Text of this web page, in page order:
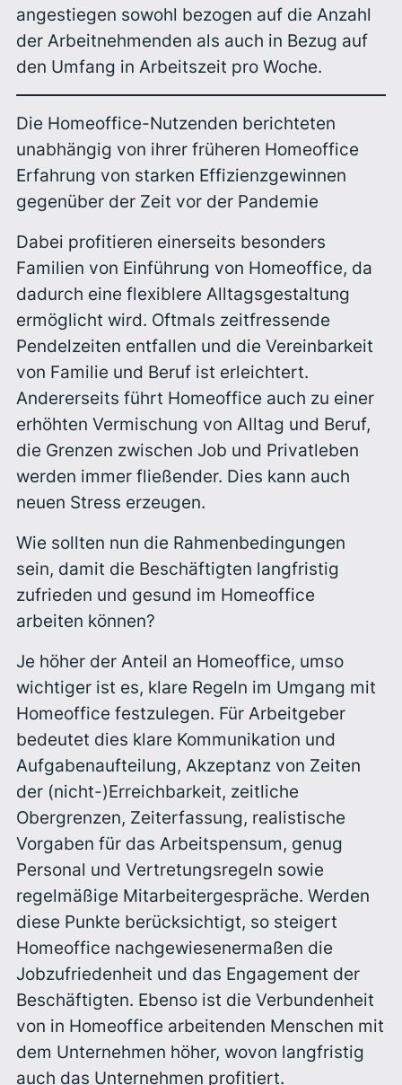
angestiegen sowohl bezogen auf die Anzahl
der Arbeitnehmenden als auch in Bezug auf
den Umfang in Arbeitszeit pro Woche.
Die Homeoffice-Nutzenden berichteten
unabhängig von ihrer früheren Homeoffice
Erfahrung von starken Effizienzgewinnen
gegenüber der Zeit vor der Pandemie
Dabei profitieren einerseits besonders
Familien von Einführung von Homeoffice, da
dadurch eine flexiblere Alltagsgestaltung
ermöglicht wird. Oftmals zeitfressende
Pendelzeiten entfallen und die Vereinbarkeit
von Familie und Beruf ist erleichtert.
Andererseits führt Homeoffice auch zu einer
erhöhten Vermischung von Alltag und Beruf,
die Grenzen zwischen Job und Privatleben
werden immer fließender. Dies kann auch
neuen Stress erzeugen.
Wie sollten nun die Rahmenbedingungen
sein, damit die Beschäftigten langfristig
zufrieden und gesund im Homeoffice
arbeiten können?
Je höher der Anteil an Homeoffice, umso
wichtiger ist es, klare Regeln im Umgang mit
Homeoffice festzulegen. Für Arbeitgeber
bedeutet dies klare Kommunikation und
Aufgabenaufteilung, Akzeptanz von Zeiten
der (nicht-)Erreichbarkeit, zeitliche
Obergrenzen, Zeiterfassung, realistische
Vorgaben für das Arbeitspensum, genug
Personal und Vertretungsregeln sowie
regelmäßige Mitarbeitergespräche. Werden
diese Punkte berücksichtigt, so steigert
Homeoffice nachgewiesenermaßen die
Jobzufriedenheit und das Engagement der
Beschäftigten. Ebenso ist die Verbundenheit
von in Homeoffice arbeitenden Menschen mit
dem Unternehmen höher, wovon langfristig
auch das Unternehmen profitiert.